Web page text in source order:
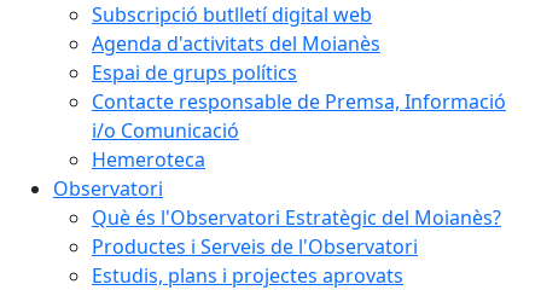
Subscripció butlletí digital web
Agenda d'activitats del Moianès
Espai de grups polítics
Contacte responsable de Premsa, Informació
i/o Comunicació
Hemeroteca
Observatori
Què és l'Observatori Estratègic del Moianès?
Productes i Serveis de l'Observatori
Estudis, plans i projectes aprovats